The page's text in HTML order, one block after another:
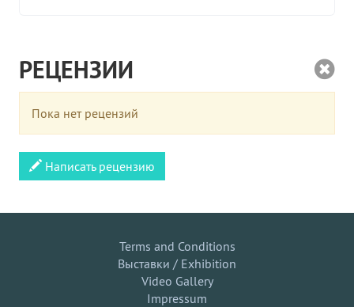
РЕЦЕНЗИИ
Пока нет рецензий
Написать рецензию
Terms and Conditions
Выставки / Exhibition
Video Gallery
Impressum